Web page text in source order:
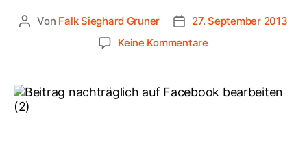
Von Falk Sieghard Gruner
27. September 2013
Keine Kommentare